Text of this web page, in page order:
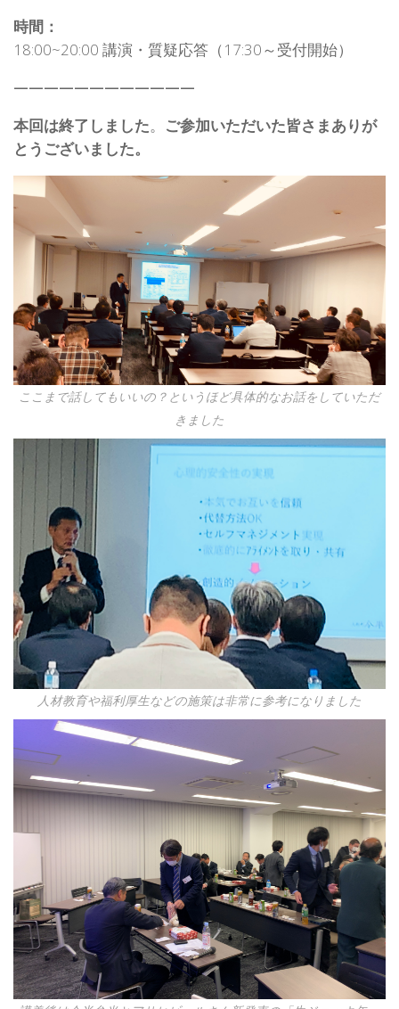
時間：
18:00~20:00 講演・質疑応答（17:30～受付開始）
————————————
本回は終了しました。 ご参加いただいた皆さまありが
とうございました。
ここまで話してもいいの？というほど具体的なお話をしていただ
きました
人材教育や福利厚生などの施策は非常に参考になりました